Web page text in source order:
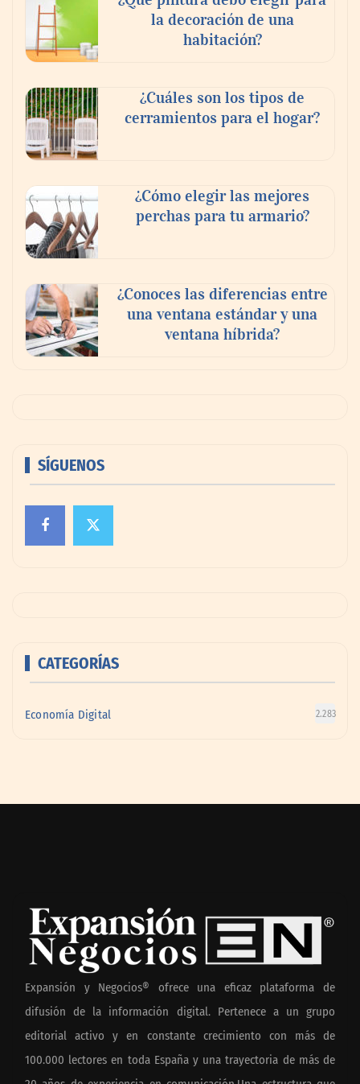
la decoración de una
habitación?
¿Cuáles son los tipos de
cerramientos para el hogar?
¿Cómo elegir las mejores
perchas para tu armario?
¿Conoces las diferencias entre
una ventana estándar y una
ventana híbrida?
SÍGUENOS
CATEGORÍAS
Economía Digital 2.283
Expansión y Negocios® ofrece una eficaz plataforma de
difusión de la información digital. Pertenece a un grupo
editorial activo y en constante crecimiento con más de
100.000 lectores en toda España y una trayectoria de más de